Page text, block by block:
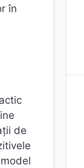
în
de